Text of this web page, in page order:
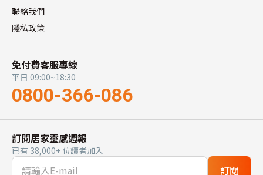
聯絡我們
隱私政策
免付費客服專線
平日 09:00~18:30
0800-366-086
訂閱居家靈感週報
已有 38,000+ 位讀者加入
訂閱